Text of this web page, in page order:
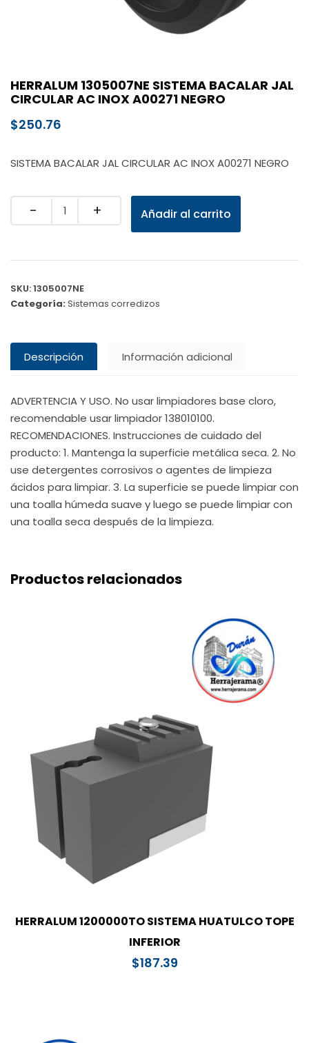
HERRALUM 1305007NE SISTEMA BACALAR JAL
CIRCULAR AC INOX A00271 NEGRO
$250.76
SISTEMA BACALAR JAL CIRCULAR AC INOX A00271 NEGRO
Quantity Añadir al carrito
SKU:1305007NE
Categoría:Sistemas corredizos
Descripción Información adicional
ADVERTENCIA Y USO. No usar limpiadores base cloro,
recomendable usar limpiador 138010100.
RECOMENDACIONES. Instrucciones de cuidado del
producto: 1. Mantenga la superficie metálica seca. 2. No
use detergentes corrosivos o agentes de limpieza
ácidos para limpiar. 3. La superficie se puede limpiar con
una toalla húmeda suave y luego se puede limpiar con
una toalla seca después de la limpieza.
Productos relacionados
HERRALUM 1200000TO SISTEMA HUATULCO TOPE
INFERIOR
$187.39